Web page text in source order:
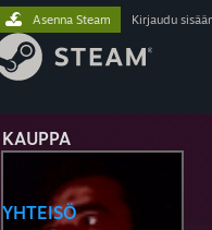
KAUPPA
YHTEISÖ
Asenna Steam Kirjaudu